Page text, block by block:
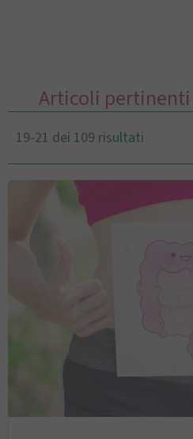
Articoli
19-21 dei 109 risultati